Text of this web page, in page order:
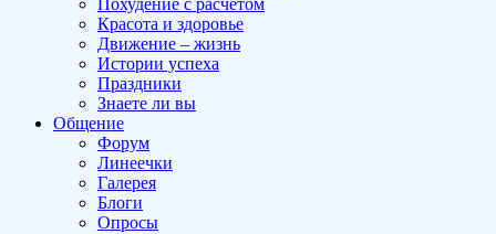
Похудение с расчётом
Красота и здоровье
Движение – жизнь
Истории успеха
Праздники
Знаете ли вы
Общение
Форум
Линеечки
Галерея
Блоги
Опросы